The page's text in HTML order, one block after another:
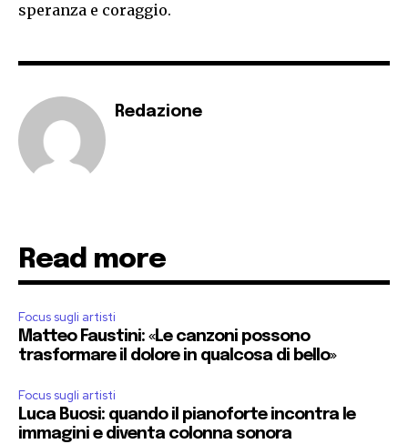
speranza e coraggio.
Redazione
Read more
Focus sugli artisti
Matteo Faustini: «Le canzoni possono
trasformare il dolore in qualcosa di bello»
Focus sugli artisti
Luca Buosi: quando il pianoforte incontra le
immagini e diventa colonna sonora